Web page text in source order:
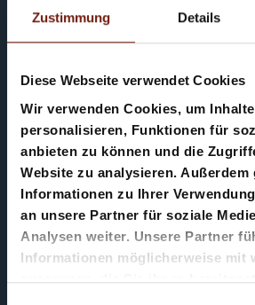
Zustimmung Details
Diese Webseite verwendet Cookies
Wir verwenden Cookies, um
personalisieren, Funktionen für
anbieten zu können und die
Website zu analysieren. Außerdem
Informationen zu Ihrer
an unsere Partner für soziale
Analysen weiter. Unsere Partner
Informationen möglicherweise mit
zusammen, die Sie ihnen
Appartamento
Teresa
ganz wie in der guten
„Miscela“, dem ladinischen
aus der unverwüstlichen
hiesigen Rotwein
gemixt wird – wie wir
bessere Alternative
Gastgeber an der Bar